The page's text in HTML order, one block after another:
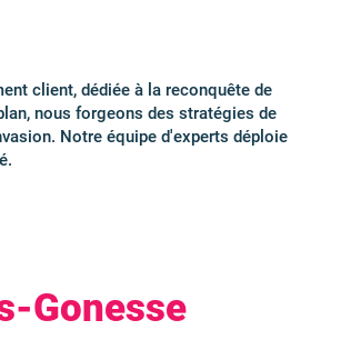
client, dédiée à la reconquête de
nous forgeons des stratégies de
Notre équipe d'experts déploie
Gonesse